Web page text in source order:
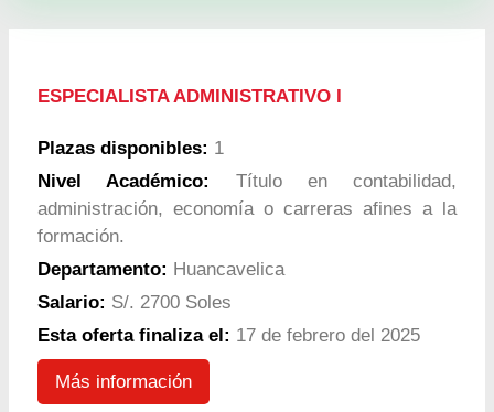
ESPECIALISTA ADMINISTRATIVO I
Plazas disponibles: 1
Nivel Académico:
Título en contabilidad,
administración, economía o carreras afines a la
formación.
Departamento: Huancavelica
Salario: S/. 2700 Soles
Esta oferta finaliza el: 17 de febrero del 2025
Más información